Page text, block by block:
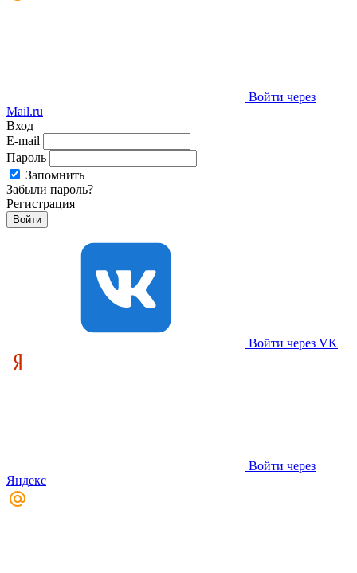
Войти через
Mail.ru
Вход
E-mail
Пароль
Запомнить
Забыли пароль?
Регистрация
Войти через VK
Войти через
Яндекс